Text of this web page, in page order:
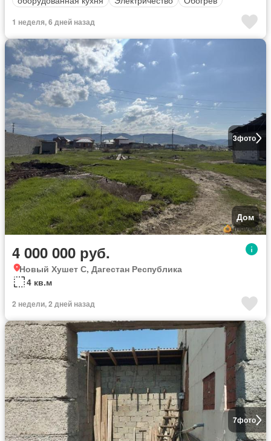
1 неделя, 6 дней назад
3фото
Дом
4 000 000 руб.
Новый Хушет С, Дагестан Республика
4 кв.м
2 недели, 2 дней назад
7фото